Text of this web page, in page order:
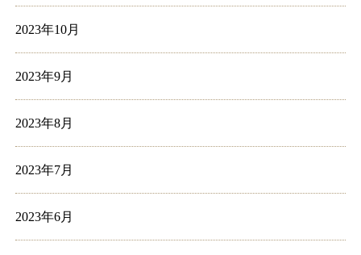
2023年10月
2023年9月
2023年8月
2023年7月
2023年6月